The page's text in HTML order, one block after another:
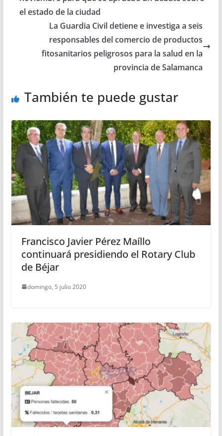
el estado de la ciudad
La Guardia Civil detiene e investiga a seis
responsables del comercio de productos
fitosanitarios peligrosos para la salud en la
provincia de Salamanca
También te puede gustar
Francisco Javier Pérez Maíllo
continuará presidiendo el Rotary Club
de Béjar
domingo, 5 julio 2020